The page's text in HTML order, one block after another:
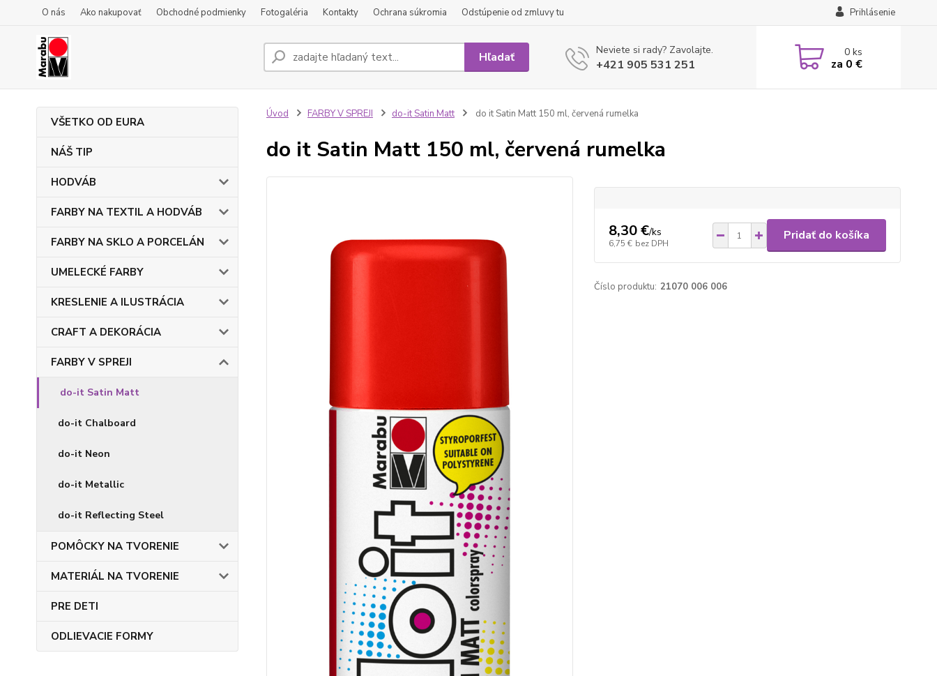
O nás Ako nakupovať Obchodné podmienky Fotogaléria Kontakty Ochrana súkromia Odstúpenie od zmluvy tu Prihlásenie
Hľadať Neviete si rady? Zavolajte.
+421 905 531 251
0ks
za 0 €
VŠETKO OD EURA
NÁŠ TIP
HODVÁB
FARBY NA TEXTIL A HODVÁB
FARBY NA SKLO A PORCELÁN
UMELECKÉ FARBY
KRESLENIE A ILUSTRÁCIA
CRAFT A DEKORÁCIA
FARBY V SPREJI
do-it Satin Matt
do-it Chalboard
do-it Neon
do-it Metallic
do-it Reflecting Steel
POMÔCKY NA TVORENIE
MATERIÁL NA TVORENIE
PRE DETI
ODLIEVACIE FORMY
Úvod FARBY V SPREJI do-it Satin Matt do it Satin Matt 150 ml, červená rumelka
do it Satin Matt 150 ml, červená rumelka
8,30 €/ks
6,75 € bez DPH
Pridať do košíka
Číslo produktu: 21070 006 006